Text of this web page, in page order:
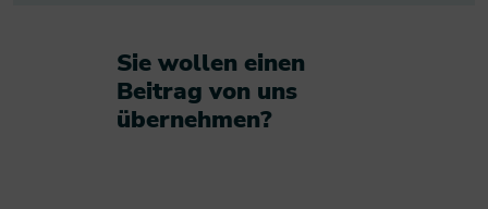
Sie wollen einen
Beitrag von uns
übernehmen?​